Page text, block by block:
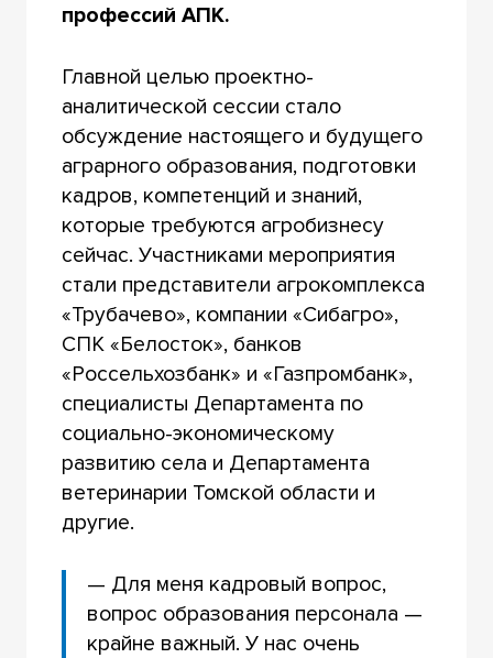
профессий АПК.
Главной целью проектно-
аналитической сессии стало
обсуждение настоящего и будущего
аграрного образования, подготовки
кадров, компетенций и знаний,
которые требуются агробизнесу
сейчас. Участниками мероприятия
стали представители агрокомплекса
«Трубачево», компании «Сибагро»,
СПК «Белосток», банков
«Россельхозбанк» и «Газпромбанк»,
специалисты Департамента по
социально-экономическому
развитию села и Департамента
ветеринарии Томской области и
другие.
— Для меня кадровый вопрос,
вопрос образования персонала —
крайне важный. У нас очень